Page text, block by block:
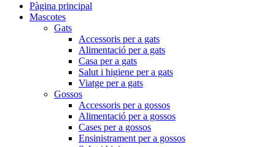
Pàgina principal
Mascotes
Gats
Accessoris per a gats
Alimentació per a gats
Casa per a gats
Salut i higiene per a gats
Viatge per a gats
Gossos
Accessoris per a gossos
Alimentació per a gossos
Cases per a gossos
Ensinistrament per a gossos